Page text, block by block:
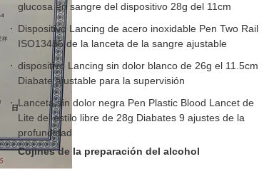
glucosa en sangre del dispositivo 28g del 11cm
Dispositivo Lancing de acero inoxidable Pen Two Rail
ISO13485 de la lanceta de la sangre ajustable
dispositivo Lancing sin dolor blanco de 26g el 11.5cm
Diabate ajustable para la supervisión
Lanceta sin dolor negra Pen Plastic Blood Lancet de
Lite del estilo libre de 28g Diabates 9 ajustes de la
profundidad
Cojines de la preparación del alcohol